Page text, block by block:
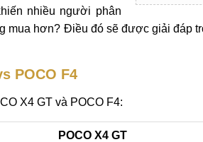
nhiều người phân
mua hơn? Điều đó sẽ được giải đáp
POCO F4
X4 GT và POCO F4:
POCO X4 GT